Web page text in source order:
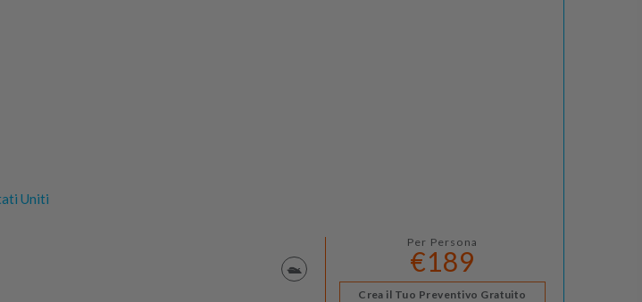
Uniti
Per Persona
€189
Crea il Tuo Preventivo Gratuito